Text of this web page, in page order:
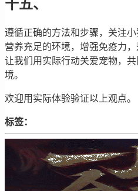
十五、
遵循正确的方法和步骤，关注
营养充足的环境，增强免疫力
让我们用实际行动关爱宠物，
境。
欢迎用实际体验验证以上观点。
标签：